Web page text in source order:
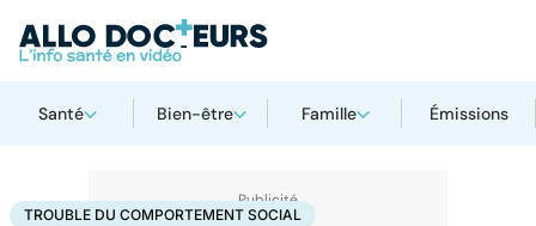
Santé Bien-être Famille Émissions
AccueilBien-êtrePsychoTrouble du comportement social
TROUBLE DU COMPORTEMENT SOCIAL